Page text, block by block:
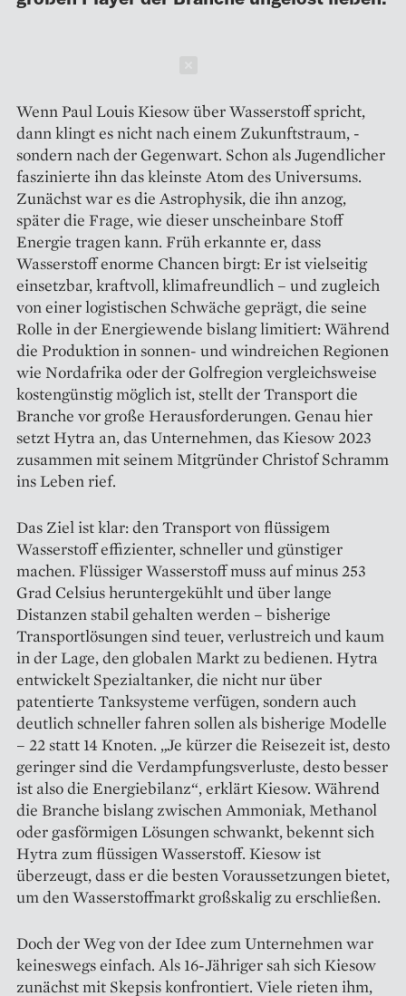
Wenn Paul Louis Kiesow über Wasser­stoff spricht,
dann klingt es nicht nach einem Zukunftstraum, ­
sondern nach der Gegenwart. Schon als Jugend­licher
faszinierte ihn das kleinste Atom des Universums.
Zunächst war es die Astrophysik, die ihn anzog,
später die Frage, wie dieser unscheinbare Stoff
Energie tragen kann. Früh erkannte er, dass
Wasserstoff enorme Chancen birgt: Er ist vielseitig
einsetzbar, kraftvoll, klimafreundlich – und zugleich
von einer logistischen Schwäche geprägt, die seine
Rolle in der Energiewende bislang limitiert: Während
die Produktion in sonnen- und windreichen Regionen
wie Nordafrika oder der Golfregion vergleichsweise
kostengünstig möglich ist, stellt der Transport die
Branche vor große Herausforderungen. Genau hier
setzt Hytra an, das Unternehmen, das Kiesow 2023
zusammen mit seinem Mitgründer Christof Schramm
ins Leben rief.
Das Ziel ist klar: den Transport von flüssigem
Wasserstoff effizienter, schneller und günstiger
machen. Flüssiger Wasserstoff muss auf minus 253
Grad Celsius heruntergekühlt und über lange
Distanzen stabil gehalten werden – bisherige
Transportlösungen sind teuer, verlustreich und kaum
in der Lage, den globalen Markt zu bedienen. Hytra
entwickelt Spezialtanker, die nicht nur über
patentierte Tanksysteme verfügen, sondern auch
deutlich schneller fahren sollen als bisherige Modelle
– 22 statt 14 Knoten. „Je kürzer die Reisezeit ist, desto
geringer sind die Verdampfungsverluste, desto besser
ist also die Energiebilanz“, erklärt Kiesow. Während
die Branche bislang zwischen Ammoniak, Methanol
oder gasförmigen ­Lösungen schwankt, bekennt sich
Hytra zum flüssigen Wasserstoff. Kiesow ist
überzeugt, dass er die besten Voraussetzungen bietet,
um den Wasserstoffmarkt großskalig zu erschließen.
Doch der Weg von der Idee zum Unternehmen war
keineswegs einfach. Als 16-Jähriger sah sich Kiesow
zunächst mit Skepsis konfrontiert. Viele rieten ihm,